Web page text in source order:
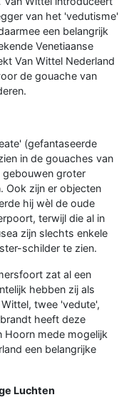
van het 'vedutisme'
een belangrijk
Venetiaanse
Van Wittel Nederland
de gouache van
(gefantaseerde
in de gouaches van
gebouwen groter
Ook zijn er objecten
hij wèl de oude
terwijl die al in
zijn slechts enkele
schilder te zien.
zat al een
hebben zij als
twee 'vedute',
heeft deze
Hoorn mede mogelijk
een belangrijke
Luchten